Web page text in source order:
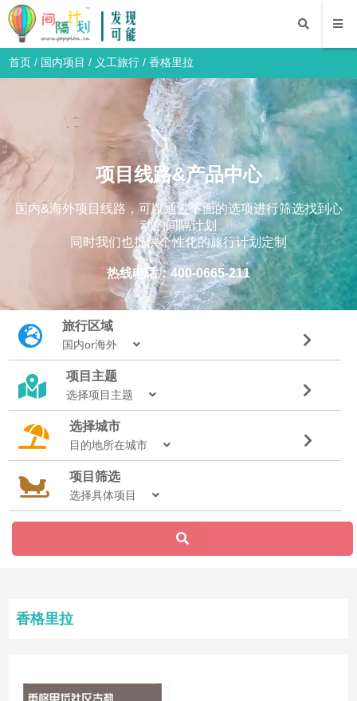
首页 / 国内项目 / 义工旅行 /香格里拉
项目线路&产品中心
国内&海外项目线路，可以通过下面的选项进行筛选找到心
动的间隔计划
同时我们也提供个性化的旅行计划定制
热线电话：400-0665-211
旅行区域
国内or海外
项目主题
选择项目主题
选择城市
目的地所在城市
项目筛选
选择具体项目
香格里拉